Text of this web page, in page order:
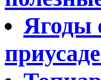
Ягоды